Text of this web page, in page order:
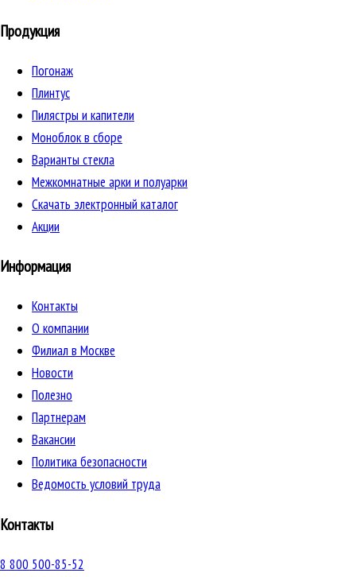
Продукция
Погонаж
Плинтус
Пилястры и капители
Моноблок в сборе
Варианты стекла
Межкомнатные арки и полуарки
Скачать электронный каталог
Акции
Информация
Контакты
О компании
Филиал в Москве
Новости
Полезно
Партнерам
Вакансии
Политика безопасности
Ведомость условий труда
Контакты
8 800 500-85-52